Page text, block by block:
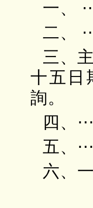
一、
二、
三、
十五日
詢。
四、
五、
六、